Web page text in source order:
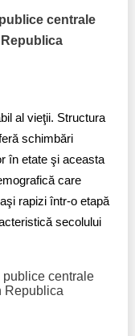
centrale
al vieţii. Structura
schimbări
în etate şi aceasta
care
rapizi într-o etapă
secolului
publice centrale
Republica